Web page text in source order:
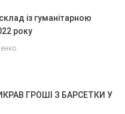
із гуманітарною
року
ГРОШІ З БАРСЕТКИ У